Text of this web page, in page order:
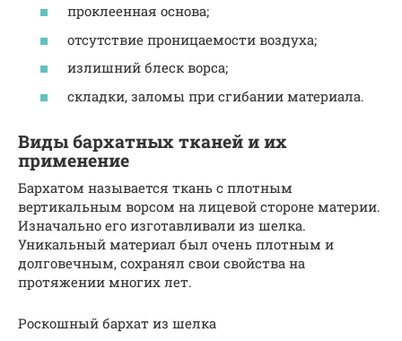
проклеенная основа;
отсутствие проницаемости воздуха;
излишний блеск ворса;
складки, заломы при сгибании материала.
Виды бархатных тканей и их
применение
Бархатом называется ткань с плотным
вертикальным ворсом на лицевой стороне материи.
Изначально его изготавливали из шелка.
Уникальный материал был очень плотным и
долговечным, сохранял свои свойства на
протяжении многих лет.
Роскошный бархат из шелка